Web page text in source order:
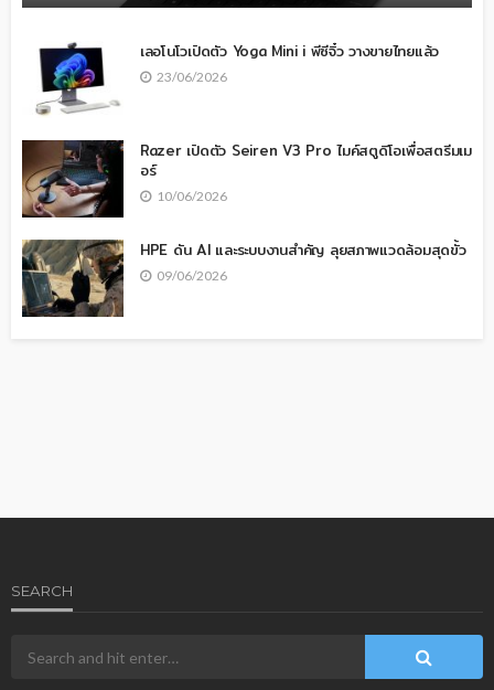
เลอโนโวเปิดตัว Yoga Mini i พีซีจิ๋ว วางขายไทยแล้ว
23/06/2026
Razer เปิดตัว Seiren V3 Pro ไมค์สตูดิโอเพื่อสตรีมเม
อร์
10/06/2026
HPE ดัน AI และระบบงานสำคัญ ลุยสภาพแวดล้อมสุดขั้ว
09/06/2026
SEARCH